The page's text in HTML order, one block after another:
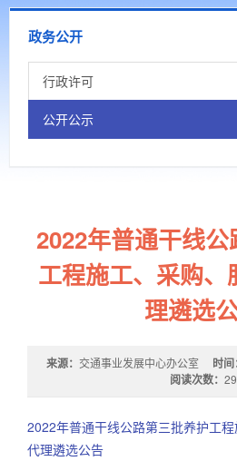
政务公开
行政许可
公开公示
2022年普通干线
工程施工、采购、
理遴选
来源： 交通事业发展中心办公室 时间
阅读次数： 29
2022年普通干线公路第三批养护工
代理遴选公告